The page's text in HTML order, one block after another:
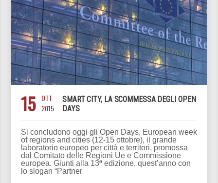
15
OTT
2015
SMART CITY, LA SCOMMESSA DEGLI OPEN
DAYS
Si concludono oggi gli Open Days, European week
of regions and cities (12-15 ottobre), il grande
laboratorio europeo per città e territori, promossa
dal Comitato delle Regioni Ue e Commissione
europea. Giunti alla 13ª edizione, quest’anno con
lo slogan “Partner